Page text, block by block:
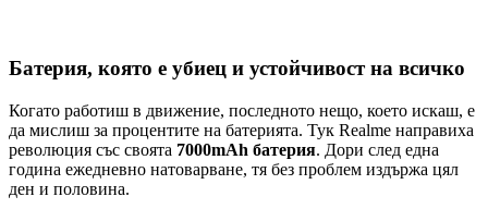
Батерия, която е убиец и устойчивост на всичко
Когато работиш в движение, последното нещо, което искаш, е
да мислиш за процентите на батерията. Тук Realme направиха
революция със своята 7000mAh батерия. Дори след една
година ежедневно натоварване, тя без проблем издържа цял
ден и половина.